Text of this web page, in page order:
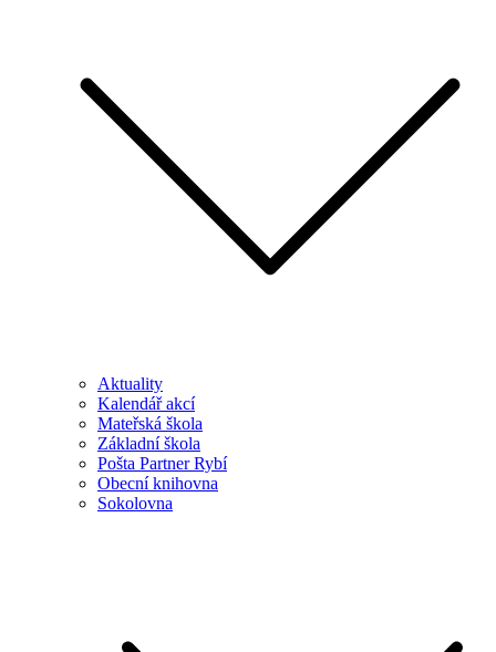
Aktuality
Kalendář akcí
Mateřská škola
Základní škola
Pošta Partner Rybí
Obecní knihovna
Sokolovna